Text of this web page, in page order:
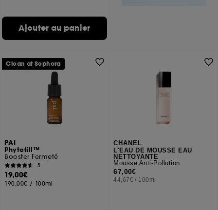
Ajouter au panier
PAI
Phytofill™
Booster Fermeté
5
19,00€
190,00€ / 100ml
Clean at Sephora
CHANEL
L'EAU DE MOUSSE EAU
NETTOYANTE
Mousse Anti-Pollution
67,00€
44,67€ / 100ml